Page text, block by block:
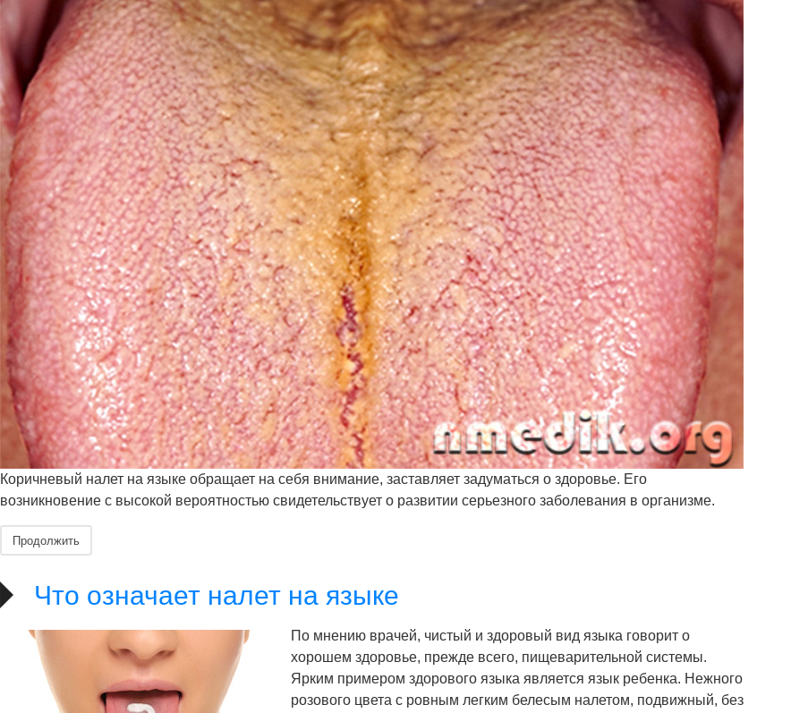
Коричневый налет на языке обращает на себя внимание, заставляет задуматься о здоровье. Его
возникновение с высокой вероятностью свидетельствует о развитии серьезного заболевания в организме.
Продолжить
Что означает налет на языке
По мнению врачей, чистый и здоровый вид языка говорит о
хорошем здоровье, прежде всего, пищеварительной системы.
Ярким примером здорового языка является язык ребенка. Нежного
розового цвета с ровным легким белесым налетом, подвижный, без